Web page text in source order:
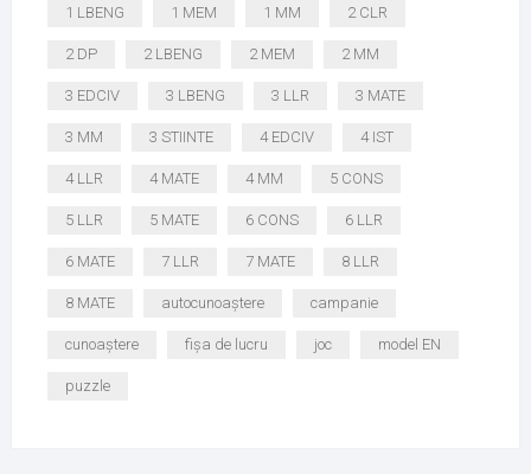
1 LBENG 1 MEM 1 MM 2 CLR
2 DP 2 LBENG 2 MEM 2 MM
3 EDCIV 3 LBENG 3 LLR 3 MATE
3 MM 3 STIINTE 4 EDCIV 4 IST
4 LLR 4 MATE 4 MM 5 CONS
5 LLR 5 MATE 6 CONS 6 LLR
6 MATE 7 LLR 7 MATE 8 LLR
8 MATE autocunoaștere campanie
cunoaștere fișa de lucru joc model EN
puzzle